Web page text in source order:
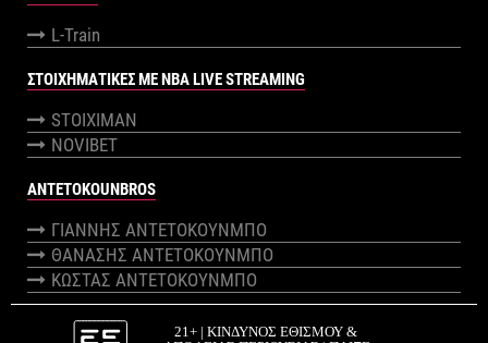
L-Train
ΣΤΟΙΧΗΜΑΤΙΚΕΣ ΜΕ NBA LIVE STREAMING
STOIXIMAN
NOVIBET
ANTETOKOUNBROS
ΓΙΑΝΝΗΣ ΑΝΤΕΤΟΚΟΥΝΜΠΟ
ΘΑΝΑΣΗΣ ΑΝΤΕΤΟΚΟΥΝΜΠΟ
ΚΩΣΤΑΣ ΑΝΤΕΤΟΚΟΥΝΜΠΟ